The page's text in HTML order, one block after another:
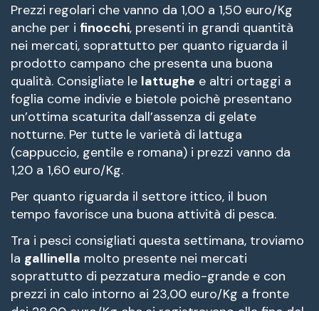
Prezzi regolari che vanno da 1,00 a 1,50 euro/Kg
anche per i finocchi, presenti in grandi quantità
nei mercati, soprattutto per quanto riguarda il
prodotto campano che presenta una buona
qualità. Consigliate le lattughe e altri ortaggi a
foglia come indivie e bietole poichè presentano
un’ottima scaturita dall’assenza di gelate
notturne. Per tutte le varietà di lattuga
(cappuccio, gentile e romana) i prezzi vanno da
1,20 a 1,60 euro/Kg.
Per quanto riguarda il settore ittico, il buon
tempo favorisce una buona attività di pesca.
Tra i pesci consigliati questa settimana, troviamo
la gallinella molto presente nei mercati
soprattutto di pezzatura medio-grande e con
prezzi in calo intorno ai 23,00 euro/Kg a fronte